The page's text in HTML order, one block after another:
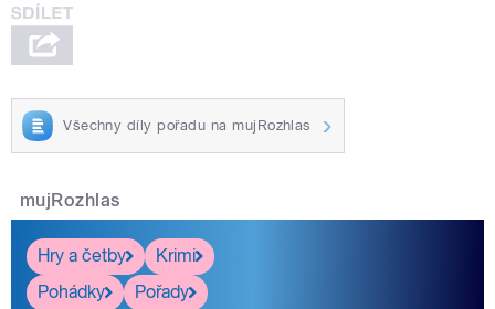
Všechny díly pořadu na mujRozhlas
mujRozhlas
Hry a četby
Krimi
Pohádky
Pořady